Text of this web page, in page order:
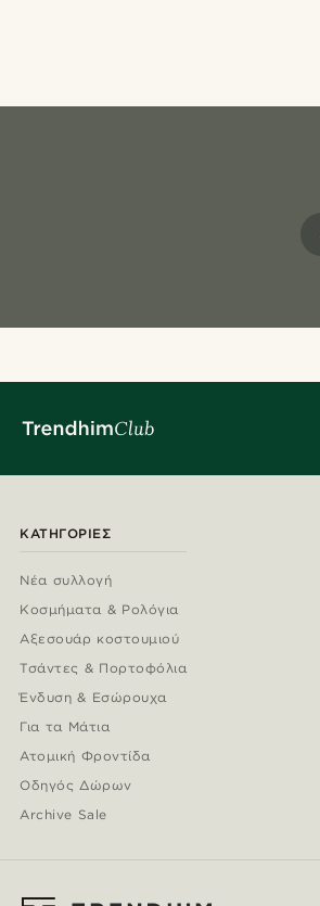
ΚΑΤΗΓΟΡΊΕΣ
Νέα συλλογή
Κοσμήματα & Ρολόγια
Αξεσουάρ κοστουμιού
Τσάντες & Πορτοφόλια
Ένδυση & Εσώρουχα
Για τα Μάτια
Ατομική Φροντίδα
Οδηγός Δώρων
Archive Sale